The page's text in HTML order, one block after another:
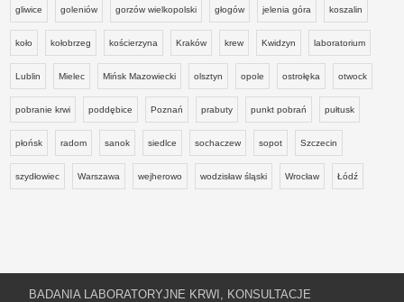
gliwice goleniów gorzów wielkopolski głogów jelenia góra koszalin
koło kołobrzeg kościerzyna Kraków krew Kwidzyn laboratorium
Lublin Mielec Mińsk Mazowiecki olsztyn opole ostrołęka otwock
pobranie krwi poddębice Poznań prabuty punkt pobrań pułtusk
płońsk radom sanok siedlce sochaczew sopot Szczecin
szydłowiec Warszawa wejherowo wodzisław śląski Wrocław Łódź
BADANIA LABORATORYJNE KRWI, KONSULTACJE